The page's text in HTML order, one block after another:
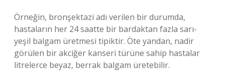
Örneğin, bronşektazi adı verilen bir durumda,
hastaların her 24 saatte bir bardaktan fazla sarı-
yeşil balgam üretmesi tipiktir. Öte yandan, nadir
görülen bir akciğer kanseri türüne sahip hastalar
litrelerce beyaz, berrak balgam üretebilir.